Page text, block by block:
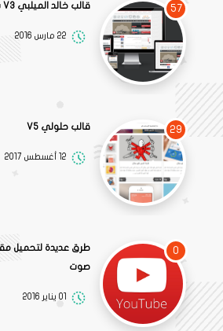
57 قالب خالد الميلبي V3 بكل اضافاته
22 مارس 2016
29 قالب حلولي V5
12 أغسطس 2017
0
طرق عديدة لتحميل
صوت
01 يناير 2016